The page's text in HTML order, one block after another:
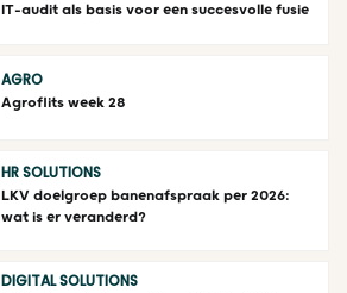
IT-audit als basis voor een succesvolle fusie
AGRO
Agroflits week 28
HR SOLUTIONS
LKV doelgroep banenafspraak per 2026:
wat is er veranderd?
DIGITAL SOLUTIONS